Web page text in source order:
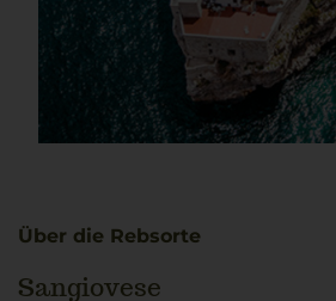
Über die Rebsorte
Sangiovese